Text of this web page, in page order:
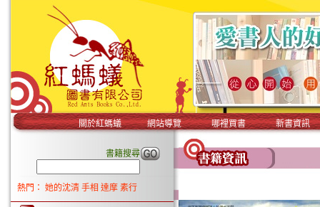
關於紅螞蟻 網站導覽 哪裡買書 新書資訊
書籍搜尋
熱門： 她的沈清 手相 達摩 素行